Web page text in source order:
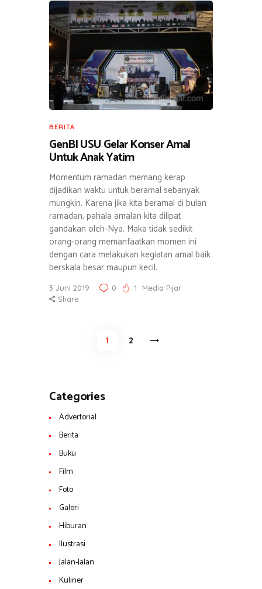
BERITA
GenBI USU Gelar Konser Amal
Untuk Anak Yatim
Momentum ramadan memang kerap
dijadikan waktu untuk beramal sebanyak
mungkin. Karena jika kita beramal di bulan
ramadan, pahala amalan kita dilipat
gandakan oleh-Nya. Maka tidak sedikit
orang-orang memanfaatkan momen ini
dengan cara melakukan kegiatan amal baik
berskala besar maupun kecil.
3 Juni 2019 0 1
Media Pijar
Share
PAGE
1 PAGE
2
Categories
Advertorial
Berita
Buku
Film
Foto
Galeri
Hiburan
Ilustrasi
Jalan-Jalan
Kuliner